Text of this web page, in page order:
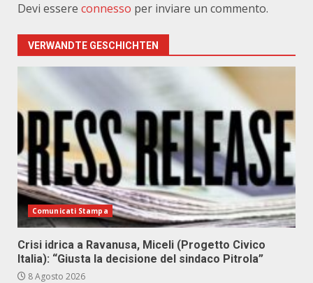
Devi essere connesso per inviare un commento.
VERWANDTE GESCHICHTEN
Comunicati Stampa
Crisi idrica a Ravanusa, Miceli (Progetto Civico
Italia): “Giusta la decisione del sindaco Pitrola”
8 Agosto 2026